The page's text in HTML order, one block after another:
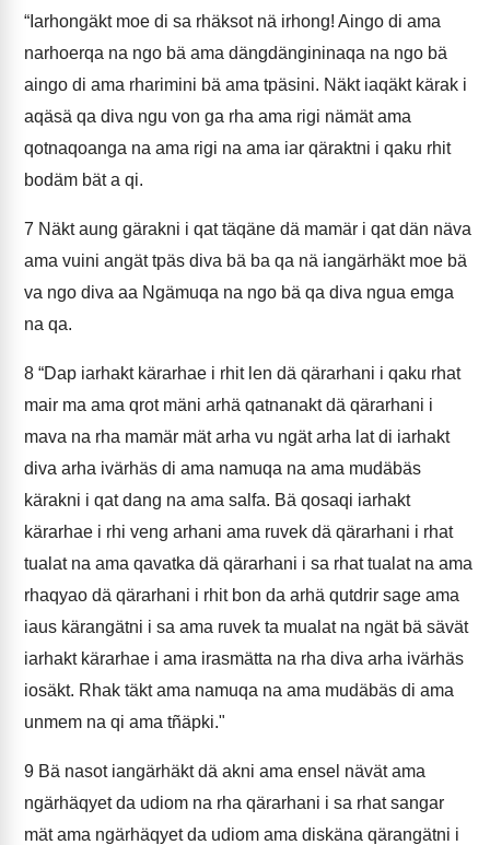
“Iarhongäkt moe di sa rhäksot nä irhong! Aingo di ama
narhoerqa na ngo bä ama dängdängininaqa na ngo bä
aingo di ama rharimini bä ama tpäsini. Näkt iaqäkt kärak i
aqäsä qa diva ngu von ga rha ama rigi nämät ama
qotnaqoanga na ama rigi na ama iar qäraktni i qaku rhit
bodäm bät a qi.
7 Näkt aung gärakni i qat täqäne dä mamär i qat dän näva
ama vuini angät tpäs diva bä ba qa nä iangärhäkt moe bä
va ngo diva aa Ngämuqa na ngo bä qa diva ngua emga
na qa.
8 “Dap iarhakt kärarhae i rhit len dä qärarhani i qaku rhat
mair ma ama qrot mäni arhä qatnanakt dä qärarhani i
mava na rha mamär mät arha vu ngät arha lat di iarhakt
diva arha ivärhäs di ama namuqa na ama mudäbäs
kärakni i qat dang na ama salfa. Bä qosaqi iarhakt
kärarhae i rhi veng arhani ama ruvek dä qärarhani i rhat
tualat na ama qavatka dä qärarhani i sa rhat tualat na ama
rhaqyao dä qärarhani i rhit bon da arhä qutdrir sage ama
iaus kärangätni i sa ama ruvek ta mualat na ngät bä sävät
iarhakt kärarhae i ama irasmätta na rha diva arha ivärhäs
iosäkt. Rhak täkt ama namuqa na ama mudäbäs di ama
unmem na qi ama tñäpki."
9 Bä nasot iangärhäkt dä akni ama ensel nävät ama
ngärhäqyet da udiom na rha qärarhani i sa rhat sangar
mät ama ngärhäqyet da udiom ama diskäna qärangätni i